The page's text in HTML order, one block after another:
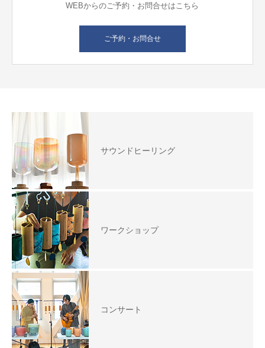
WEBからのご予約・お問合せはこちら
ご予約・お問合せ
サウンドヒーリング
ワークショップ
コンサート